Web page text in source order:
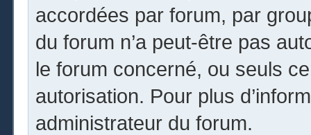
accordées par forum, par
du forum n’a peut-être pas
le forum concerné, ou seuls
autorisation. Pour plus
administrateur du forum.